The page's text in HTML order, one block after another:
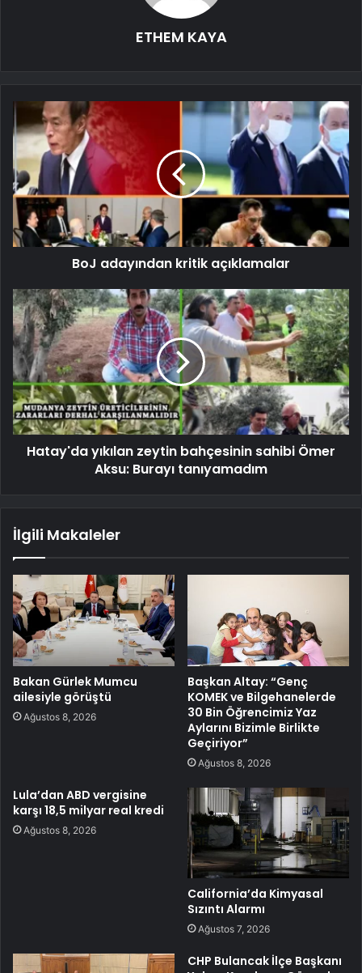
ETHEM KAYA
BoJ adayından kritik açıklamalar
Hatay'da yıkılan zeytin bahçesinin sahibi Ömer
Aksu: Burayı tanıyamadım
İlgili Makaleler
Bakan Gürlek Mumcu
ailesiyle görüştü
Ağustos 8, 2026
Başkan Altay: “Genç
KOMEK ve Bilgehanelerde
30 Bin Öğrencimiz Yaz
Aylarını Bizimle Birlikte
Geçiriyor”
Ağustos 8, 2026
Lula’dan ABD vergisine
karşı 18,5 milyar real kredi
Ağustos 8, 2026
California’da Kimyasal
Sızıntı Alarmı
Ağustos 7, 2026
CHP Bulancak İlçe Başkanı